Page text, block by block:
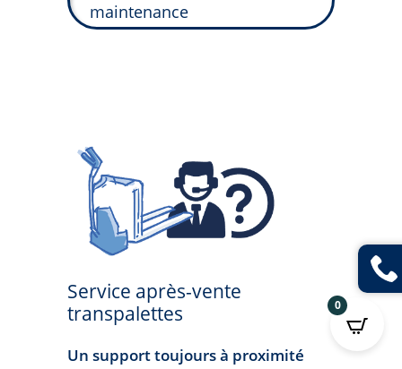
0
maintenance
Service après-vente
transpalettes
Un support toujours à proximité